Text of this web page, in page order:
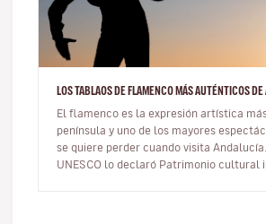
LOS TABLAOS DE FLAMENCO MÁS AUTÉNTICOS
El flamenco es la expresión artística
península y uno de los mayores
se quiere perder cuando visita
UNESCO lo declaró Patrimonio cultural